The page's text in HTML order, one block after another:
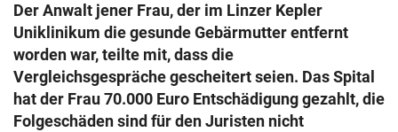
Der Anwalt jener Frau, der im Linzer Kepler
Uniklinikum die gesunde Gebärmutter entfernt
worden war, teilte mit, dass die
Vergleichsgespräche gescheitert seien. Das Spital
hat der Frau 70.000 Euro Entschädigung gezahlt, die
Folgeschäden sind für den Juristen nicht